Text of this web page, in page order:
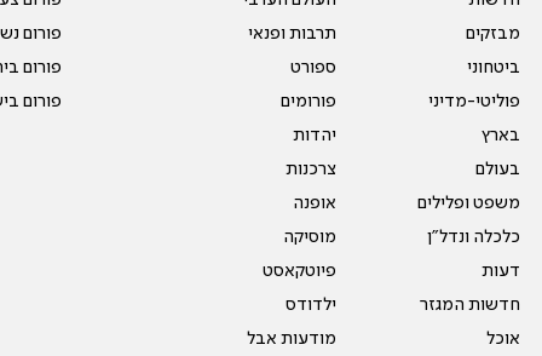
מבזקים
ביטחוני
פוליטי-מדיני
בארץ
בעולם
משפט ופלילים
כלכלה ונדל"ן
דעות
חדשות המגזר
אוכל
תרבות ופנאי
ספורט
פורומים
יהדות
צרכנות
אופנה
מוסיקה
פיוטקאסט
ילדודס
מודעות אבל
פורום
פורום
פורום